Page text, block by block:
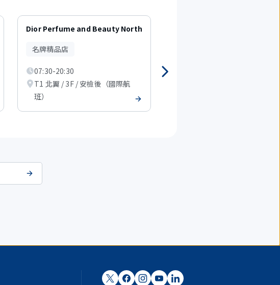
Dior Perfume and Beauty North
名牌精品店
07:30-20:30
T1 北翼 / 3F / 安檢後（國際航
班）